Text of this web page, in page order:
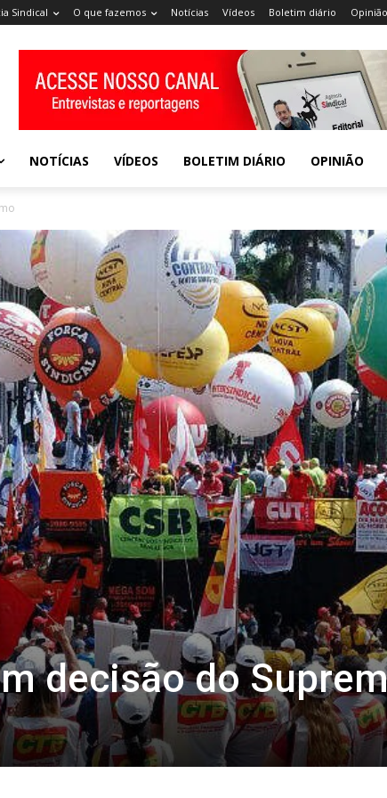
Sindical O que fazemos Notícias Vídeos Boletim diário Opinião
NOTÍCIAS VÍDEOS BOLETIM DIÁRIO OPINIÃO
decisão do